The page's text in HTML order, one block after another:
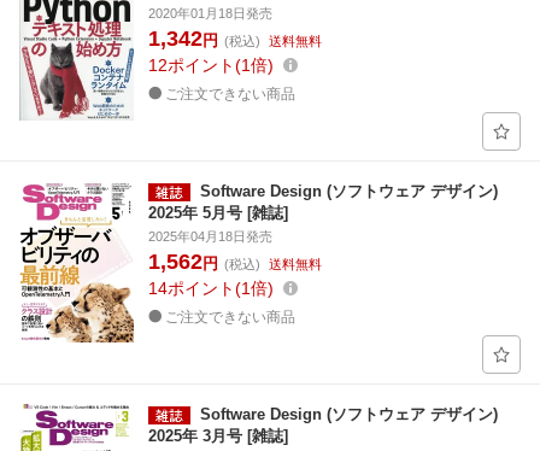
2020年01月18日発売
1,342円 (税込) 送料無料
12ポイント 1倍
ご注文できない商品
Software Design (ソフトウェア デザイン)
2025年 5月号 [雑誌]
2025年04月18日発売
1,562円 (税込) 送料無料
14ポイント 1倍
ご注文できない商品
Software Design (ソフトウェア デザイン)
2025年 3月号 [雑誌]